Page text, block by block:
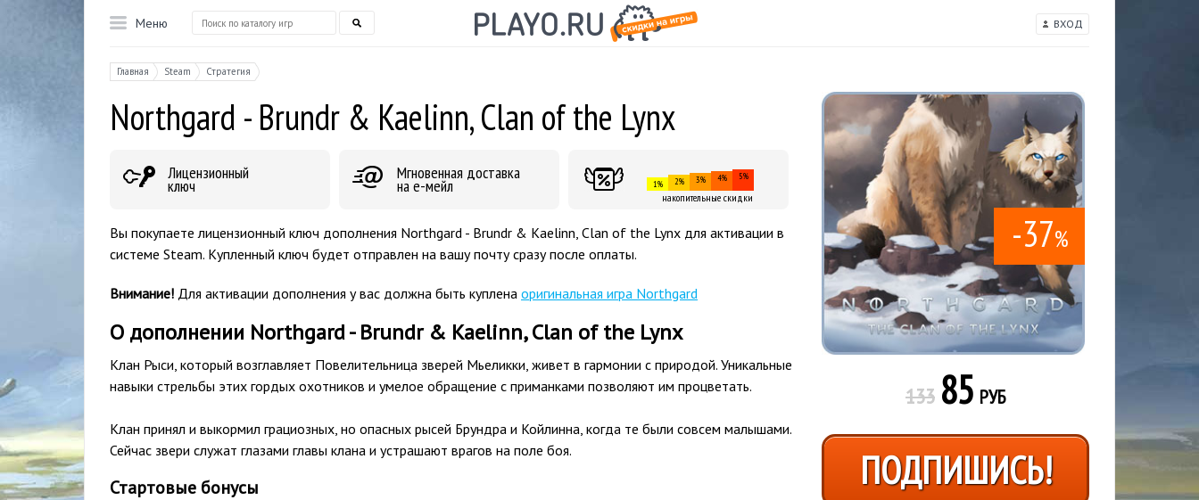
ВХОД
Меню
Главная Steam Стратегия
Northgard - Brundr & Kaelinn, Clan of the Lynx
Лицензионный
ключ
Мгновенная доставка
на е-мейл 1% 2% 3% 4% 5%
накопительные скидки
Вы покупаете лицензионный ключ дополнения Northgard - Brundr & Kaelinn, Clan of the Lynx для активации в
системе Steam. Купленный ключ будет отправлен на вашу почту сразу после оплаты.
Внимание! Для активации дополнения у вас должна быть куплена оригинальная игра Northgard
О дополнении Northgard - Brundr & Kaelinn, Clan of the Lynx
Клан Рыси, который возглавляет Повелительница зверей Мьеликки, живет в гармонии с природой. Уникальные
навыки стрельбы этих гордых охотников и умелое обращение с приманками позволяют им процветать.
Клан принял и выкормил грациозных, но опасных рысей Брундра и Койлинна, когда те были совсем малышами.
Сейчас звери служат глазами главы клана и устрашают врагов на поле боя.
Стартовые бонусы
-37%
133 85 РУБ
ПОДПИШИСЬ!